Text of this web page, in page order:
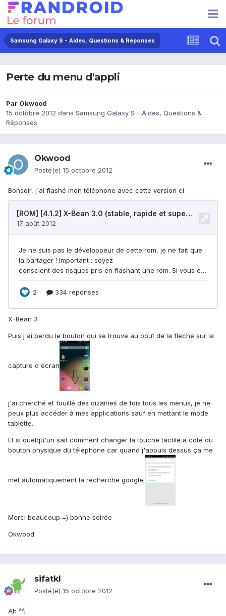
Samsung Galaxy S - Aides, Questions & Réponses
Perte du menu d'appli
Par Okwood
15 octobre 2012 dans Samsung Galaxy S - Aides, Questions &
Réponses
Okwood
Posté(e) 15 octobre 2012
Bonsoir, j'ai flashé mon téléphone avec cette version ci
X-Bean 3
Puis j'ai perdu le bouton qui se trouve au bout de la fleche sur la
capture d'écran
j'ai cherché et fouillé des dizaines de fois tous les menus, je ne
peux plus accéder à mes applications sauf en mettant le mode
tablette.
Et si quelqu'un sait comment changer la touche tactile a coté du
bouton physique du téléphone car quand j'appuis dessus ça me
met automatiquement la recherche google
Merci beaucoup =) bonne soirée
Okwood
sifatkl
Posté(e) 15 octobre 2012
Ah ^^.